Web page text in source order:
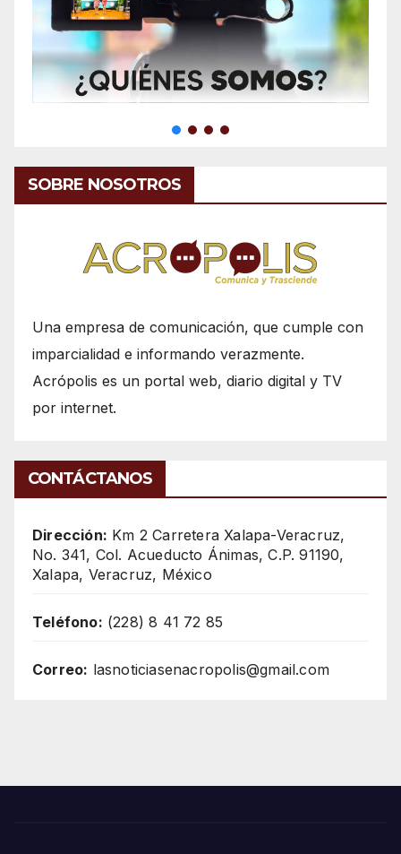
SOBRE NOSOTROS
Una empresa de comunicación, que cumple con
imparcialidad e informando verazmente.
Acrópolis es un portal web, diario digital y TV
por internet.
CONTÁCTANOS
Dirección: Km 2 Carretera Xalapa-Veracruz,
No. 341, Col. Acueducto Ánimas, C.P. 91190,
Xalapa, Veracruz, México
Teléfono: (228) 8 41 72 85
Correo: lasnoticiasenacropolis@gmail.com